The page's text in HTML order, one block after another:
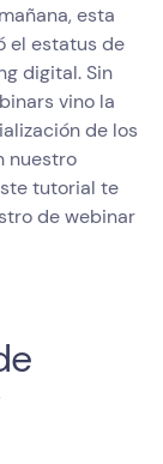
esta
el estatus de
digital. Sin
vino la
de los
nuestro
tutorial te
de webinar